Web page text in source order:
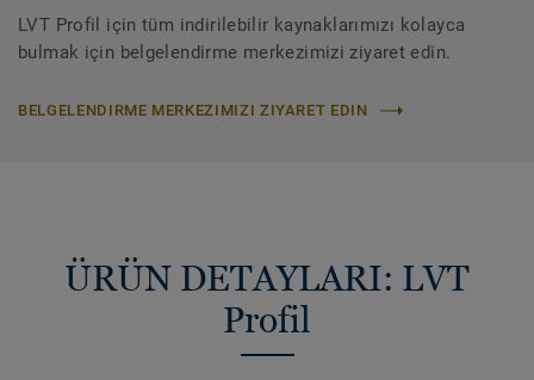
LVT Profil için tüm indirilebilir kaynaklarımızı kolayca
bulmak için belgelendirme merkezimizi ziyaret edin.
BELGELENDIRME MERKEZIMIZI ZIYARET EDIN
ÜRÜN DETAYLARI: LVT
Profil